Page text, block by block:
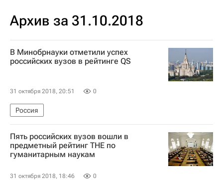
Архив за 31.10.2018
В Минобрнауки отметили успех
российских вузов в рейтинге QS
31 октября 2018, 20:51 0
Россия
Пять российских вузов вошли в
предметный рейтинг THE по
гуманитарным наукам
31 октября 2018, 18:46 0